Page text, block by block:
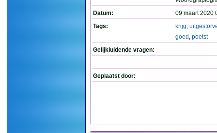
Datum:
09 maart 2020
Tags:
krijg,
goed , poetst
Gelijkluidende vragen:
Geplaatst door: